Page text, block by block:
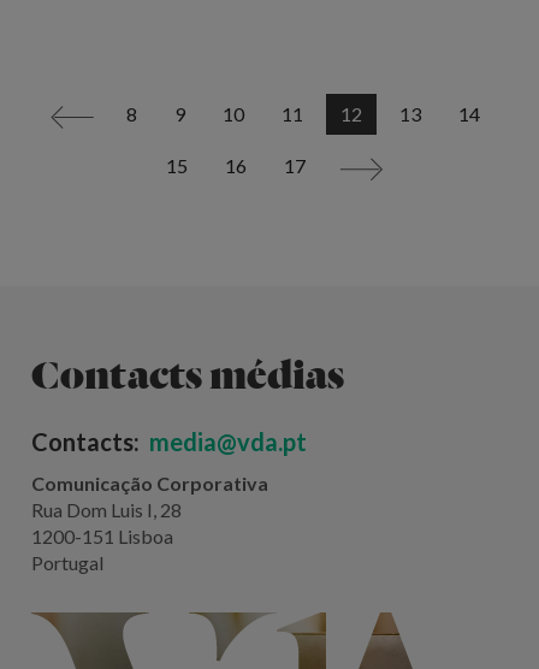
< 8 9 10 11 12 13 14
15 16 17 >
Contacts médias
Contacts: media@vda.pt
Comunicação Corporativa
Rua Dom Luis I, 28
1200-151 Lisboa
Portugal